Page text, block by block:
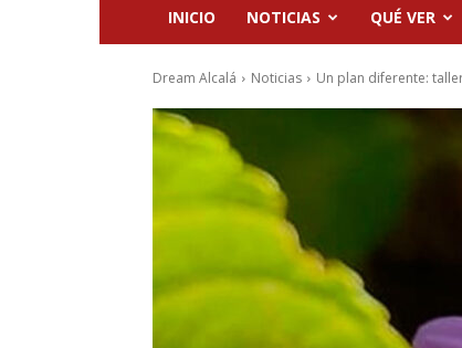
INICIO NOTICIAS QUÉ VER
Dream Alcalá Noticias Un plan diferente: